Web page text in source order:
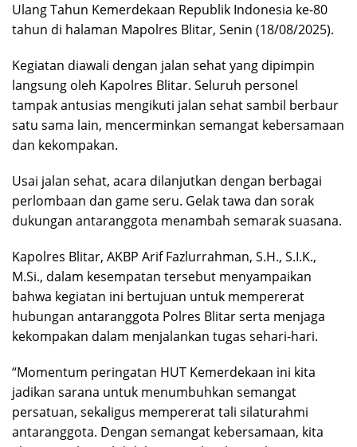
Ulang Tahun Kemerdekaan Republik Indonesia ke-80
tahun di halaman Mapolres Blitar, Senin (18/08/2025).
Kegiatan diawali dengan jalan sehat yang dipimpin
langsung oleh Kapolres Blitar. Seluruh personel
tampak antusias mengikuti jalan sehat sambil berbaur
satu sama lain, mencerminkan semangat kebersamaan
dan kekompakan.
Usai jalan sehat, acara dilanjutkan dengan berbagai
perlombaan dan game seru. Gelak tawa dan sorak
dukungan antaranggota menambah semarak suasana.
Kapolres Blitar, AKBP Arif Fazlurrahman, S.H., S.I.K.,
M.Si., dalam kesempatan tersebut menyampaikan
bahwa kegiatan ini bertujuan untuk mempererat
hubungan antaranggota Polres Blitar serta menjaga
kekompakan dalam menjalankan tugas sehari-hari.
“Momentum peringatan HUT Kemerdekaan ini kita
jadikan sarana untuk menumbuhkan semangat
persatuan, sekaligus mempererat tali silaturahmi
antaranggota. Dengan semangat kebersamaan, kita